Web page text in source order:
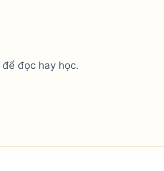
đọc hay học.